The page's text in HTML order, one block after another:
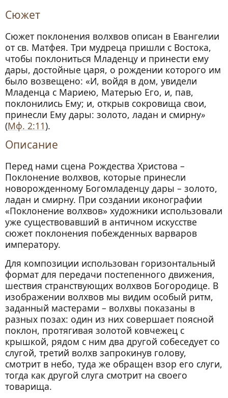
Сюжет
Сюжет поклонения волхвов описан в Евангелии
от св. Матфея. Три мудреца пришли с Востока,
чтобы поклониться Младенцу и принести ему
дары, достойные царя, о рождении которого им
было возвещено: «И, войдя в дом, увидели
Младенца с Мариею, Матерью Его, и, пав,
поклонились Ему; и, открыв сокровища свои,
принесли Ему дары: золото, ладан и смирну»
(Мф. 2:11).
Описание
Перед нами сцена Рождества Христова –
Поклонение волхвов, которые принесли
новорожденному Богомладенцу дары – золото,
ладан и смирну. При создании иконографии
«Поклонение волхвов» художники использовали
уже существовавший в античном искусстве
сюжет поклонения побежденных варваров
императору.
Для композиции использован горизонтальный
формат для передачи постепенного движения,
шествия странствующих волхвов Богородице. В
изображении волхвов мы видим особый ритм,
заданный мастерами – волхвы показаны в
разных позах: один из них совершает поясной
поклон, протягивая золотой ковчежец с
крышкой, рядом с ним два другой собеседует со
слугой, третий волхв запрокинув голову,
смотрит в небо, туда же обращен взор его слуги,
тогда как другой слуга смотрит на своего
товарища.